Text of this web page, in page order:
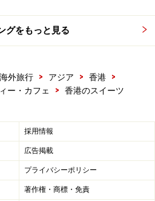
ンなカスタードの絶妙な組み
お召し上がれ！エッグタルトは
ほど香港ではどこにでもありま
ぜひお試しください。
いた後は店内をチェックして
おみやげがみつかるかもしれ
グをもっと見る
海外旅行 > アジア > 香港
>
ー・カフェ
> 香港のスイーツ
採用情報
広告掲載
プライバシーポリシー
著作権・商標・免責